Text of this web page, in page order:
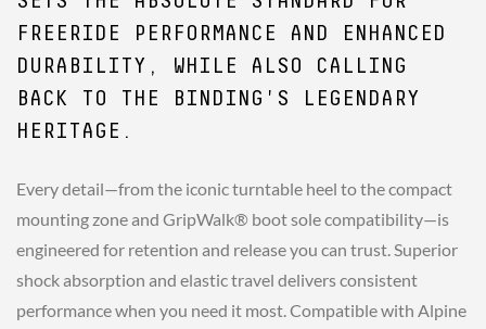
FREERIDE PERFORMANCE AND ENHANCED
DURABILITY, WHILE ALSO CALLING
BACK TO THE BINDING'S LEGENDARY
HERITAGE.
Every detail—from the iconic turntable heel to the compact
mounting zone and GripWalk® boot sole compatibility—is
engineered for retention and release you can trust. Superior
shock absorption and elastic travel delivers consistent
performance when you need it most. Compatible with Alpine